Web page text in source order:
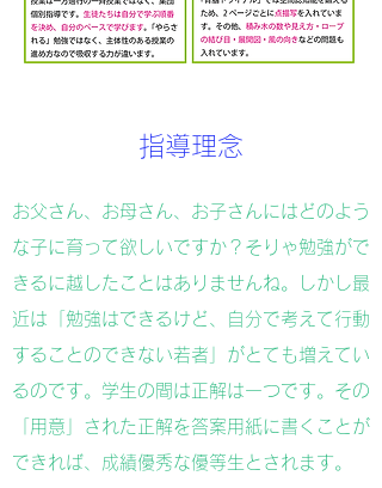
お父さん、お母さん、お子さんにはどのよう
な子に育って欲しいですか？そりゃ勉強がで
きるに越したことはありませんね。しかし最
近は「勉強はできるけど、自分で考えて行動
することのできない若者」がとても増えてい
るのです。学生の間は正解は一つです。その
「用意」された正解を答案用紙に書くことが
できれば、成績優秀な優等生とされます。
​指導理念